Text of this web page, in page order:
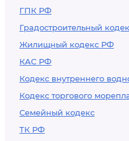
ГПК РФ
Градостроительный
Жилищный кодекс РФ
КАС РФ
Кодекс внутреннего
Кодекс торгового
Семейный кодекс
ТК РФ